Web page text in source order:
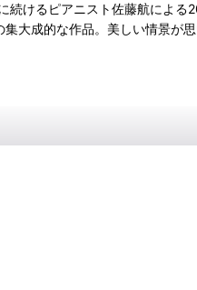
けるピアニスト佐藤航による
大成的な作品。美しい情景が思